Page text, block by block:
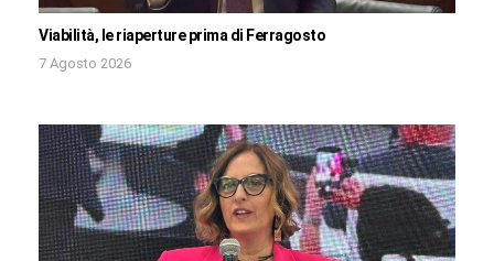
Viabilità, le riaperture prima di Ferragosto
7 Agosto 2026